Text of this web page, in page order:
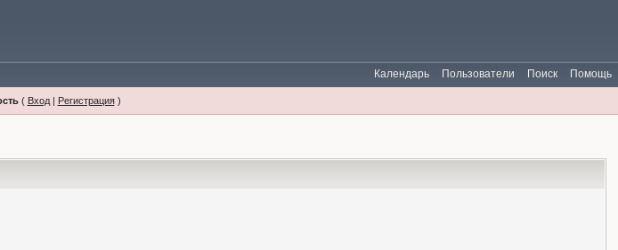
Помощь
Поиск
Пользователи
Календарь
( Вход| Регистрация)